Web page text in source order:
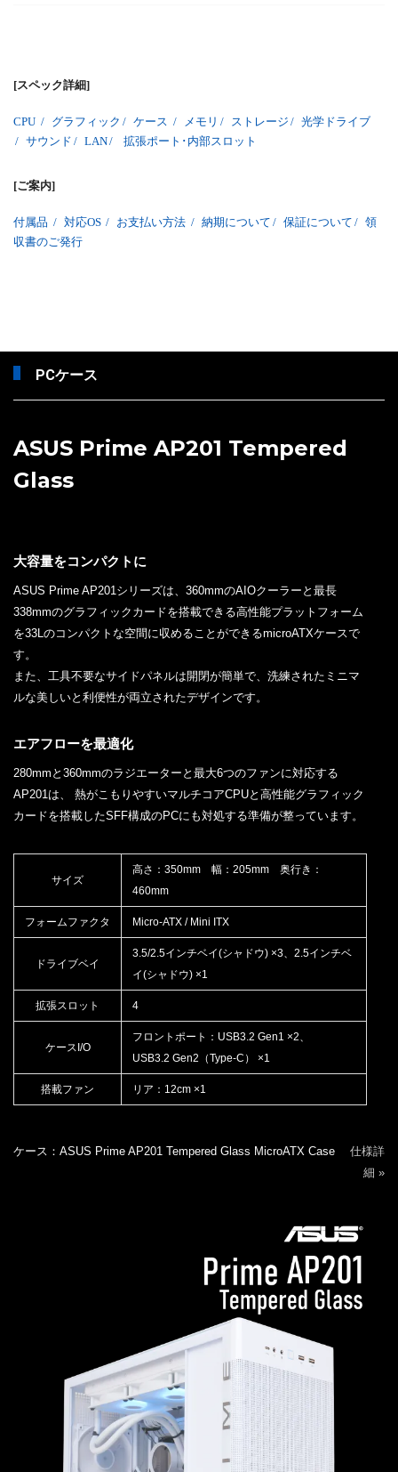
[スペック詳細]
CPU / グラフィック / ケース / メモリ / ストレージ / 光学ドライブ
/ サウンド / LAN/ 拡張ポート･内部スロット
[ご案内]
付属品 / 対応OS / お支払い方法 / 納期について / 保証について / 領
収書のご発行
PCケース
ASUS Prime AP201 Tempered
Glass
大容量をコンパクトに
ASUS Prime AP201シリーズは、360mmのAIOクーラーと最長
338mmのグラフィックカードを搭載できる高性能プラットフォーム
を33Lのコンパクトな空間に収めることができるmicroATXケースで
す。
また、工具不要なサイドパネルは開閉が簡単で、洗練されたミニマ
ルな美しいと利便性が両立されたデザインです。
エアフローを最適化
280mmと360mmのラジエーターと最大6つのファンに対応する
AP201は、 熱がこもりやすいマルチコアCPUと高性能グラフィック
カードを搭載したSFF構成のPCにも対処する準備が整っています。
サイズ
高さ：350mm 幅：205mm 奥行き：
460mm
フォームファクタ Micro-ATX / Mini ITX
ドライブベイ
3.5/2.5インチベイ(シャドウ) ×3、2.5インチベ
イ(シャドウ) ×1
拡張スロット 4
ケースI/O
フロントポート：USB3.2 Gen1 ×2、
USB3.2 Gen2（Type-C） ×1
搭載ファン リア：12cm ×1
ケース：ASUS Prime AP201 Tempered Glass MicroATX Case 仕様詳
細 »